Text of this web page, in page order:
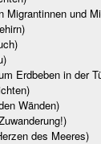
Migrantinnen und
Erdbeben in der
Wänden)
des Meeres)